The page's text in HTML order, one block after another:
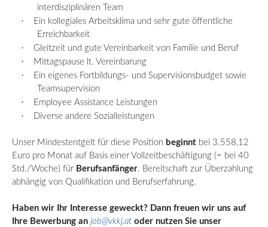
interdisziplinären Team
·
Ein kollegiales Arbeitsklima und sehr gute öffentliche
Erreichbarkeit
· Gleitzeit und gute Vereinbarkeit von Familie und Beruf
· Mittagspause lt. Vereinbarung
·
Ein eigenes Fortbildungs- und Supervisionsbudget sowie
Teamsupervision
· Employee Assistance Leistungen
· Diverse andere Sozialleistungen
Unser Mindestentgelt für diese Position beginnt bei 3.558,12
Euro pro Monat auf Basis einer Vollzeitbeschäftigung (= bei 40
Std./Woche) für Berufsanfänger. Bereitschaft zur Überzahlung
abhängig von Qualifikation und Berufserfahrung.
Haben wir Ihr Interesse geweckt? Dann freuen wir uns auf
Ihre Bewerbung an job@vkkj.at oder nutzen Sie unser